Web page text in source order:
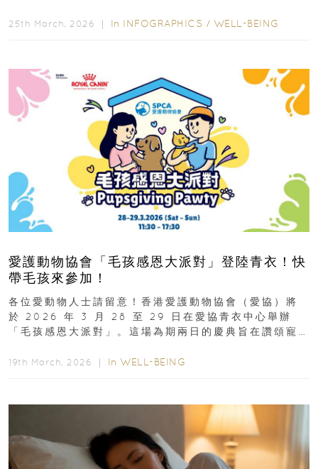
25th March, 2026 ｜ In INFOGRAPHICS / WELL-BEING
愛護動物協會「毛孩感恩大派對」登陸青衣！快
帶毛孩來參加！
各位愛動物人士請留意！香港愛護動物協會（愛協）將
於 2026 年 3 月 28 至 29 日在愛協青衣中心舉辦
「毛孩感恩大派對」。這場為期兩日的慶典旨在讚頌寵
19th March, 2026 ｜ In WELL-BEING